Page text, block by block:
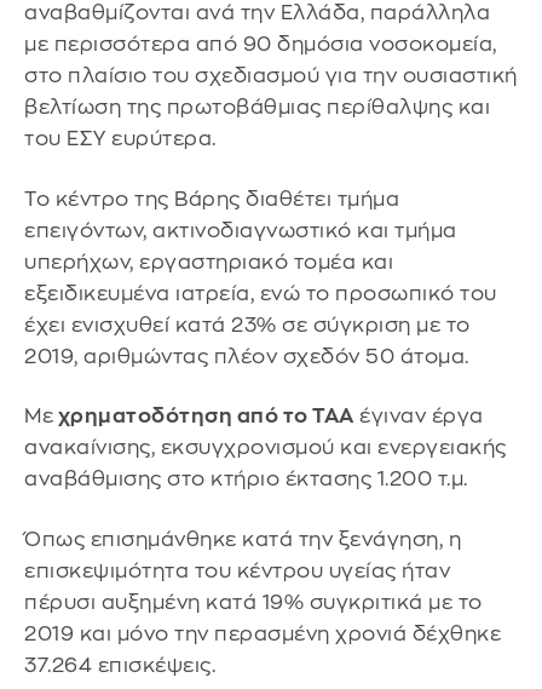
αναβαθμίζονται ανά την Ελλάδα, παράλληλα
με περισσότερα από 90 δημόσια νοσοκομεία,
στο πλαίσιο του σχεδιασμού για την ουσιαστική
βελτίωση της πρωτοβάθμιας περίθαλψης και
του ΕΣΥ ευρύτερα.
Το κέντρο της Βάρης διαθέτει τμήμα
επειγόντων, ακτινοδιαγνωστικό και τμήμα
υπερήχων, εργαστηριακό τομέα και
εξειδικευμένα ιατρεία, ενώ το προσωπικό του
έχει ενισχυθεί κατά 23% σε σύγκριση με το
2019, αριθμώντας πλέον σχεδόν 50 άτομα.
Με χρηματοδότηση από το ΤΑΑ έγιναν έργα
ανακαίνισης, εκσυγχρονισμού και ενεργειακής
αναβάθμισης στο κτήριο έκτασης 1.200 τ.μ.
Όπως επισημάνθηκε κατά την ξενάγηση, η
επισκεψιμότητα του κέντρου υγείας ήταν
πέρυσι αυξημένη κατά 19% συγκριτικά με το
2019 και μόνο την περασμένη χρονιά δέχθηκε
37.264 επισκέψεις.